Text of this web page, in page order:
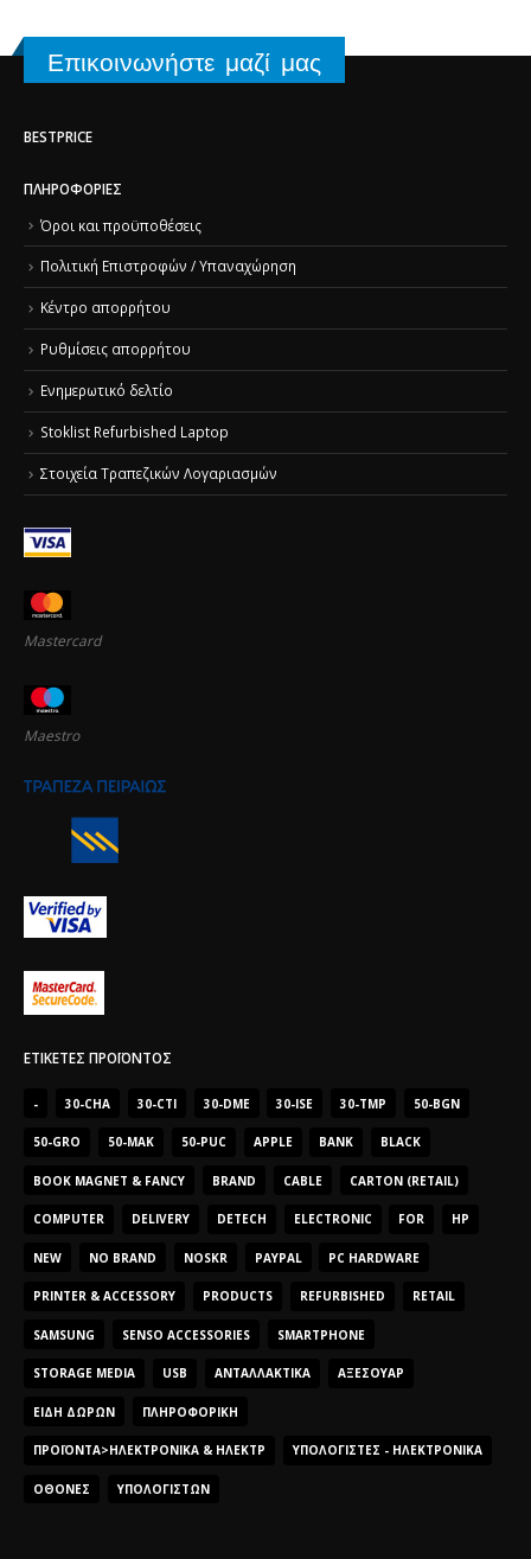
Επικοινωνήστε μαζί μας
BESTPRICE
ΠΛΗΡΟΦΟΡΊΕΣ
Όροι και προϋποθέσεις
Πολιτική Επιστροφών / Υπαναχώρηση
Κέντρο απορρήτου
Ρυθμίσεις απορρήτου
Ενημερωτικό δελτίο
Stoklist Refurbished Laptop
Στοιχεία Τραπεζικών Λογαριασμών
Mastercard
Maestro
ΕΤΙΚΈΤΕΣ ΠΡΟΪΌΝΤΟΣ
- 30-CHA 30-CTI 30-DME 30-ISE 30-TMP 50-BGN
50-GRO 50-MAK 50-PUC APPLE BANK BLACK
BOOK MAGNET & FANCY BRAND CABLE CARTON (RETAIL)
COMPUTER DELIVERY DETECH ELECTRONIC FOR HP
NEW NO BRAND NOSKR PAYPAL PC HARDWARE
PRINTER & ACCESSORY PRODUCTS REFURBISHED RETAIL
SAMSUNG SENSO ACCESSORIES SMARTPHONE
STORAGE MEDIA USB ΑΝΤΑΛΛΑΚΤΙΚΆ ΑΞΕΣΟΥΆΡ
ΕΊΔΗ ΔΏΡΩΝ ΠΛΗΡΟΦΟΡΙΚΉ
ΠΡΟΪΌΝΤΑ>ΗΛΕΚΤΡΟΝΙΚΆ & ΗΛΕΚΤΡ ΥΠΟΛΟΓΙΣΤΈΣ - ΗΛΕΚΤΡΟΝΙΚΆ
ΟΘΌΝΕΣ ΥΠΟΛΟΓΙΣΤΏΝ